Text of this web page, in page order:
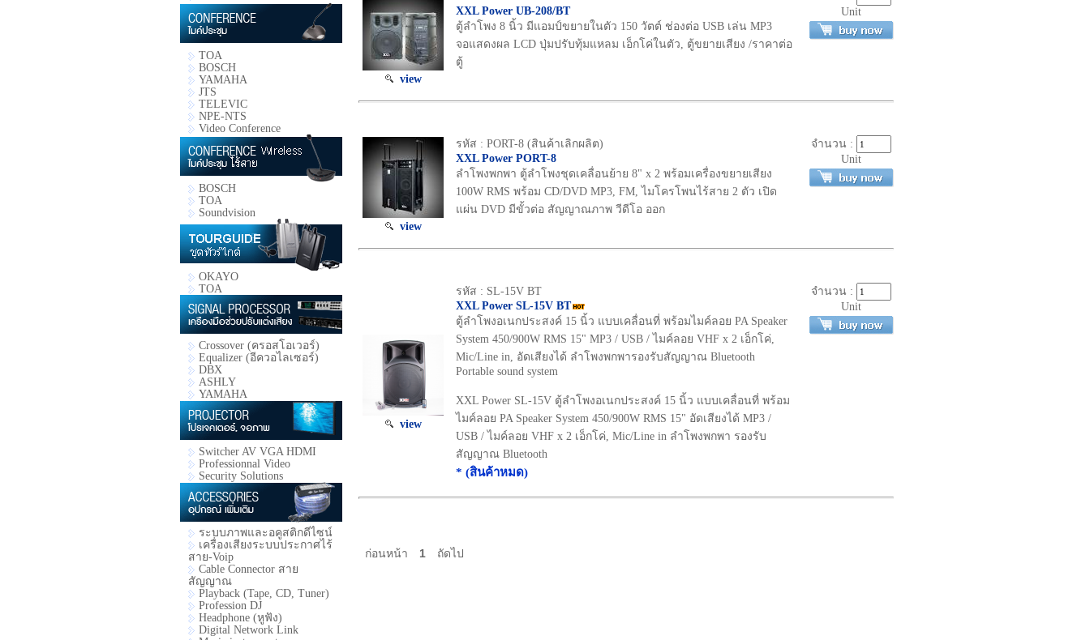
TOA
BOSCH
YAMAHA
JTS
TELEVIC
NPE-NTS
Video Conference
BOSCH
TOA
Soundvision
OKAYO
TOA
Crossover (ครอสโอเวอร์)
Equalizer (อีควอไลเซอร์)
DBX
ASHLY
YAMAHA
Switcher AV VGA HDMI
Professionnal Video
Security Solutions
ระบบภาพและอคูสติกดีไซน์
เครื่องเสียงระบบประกาศไร้
สาย-Voip
Cable Connector สาย
สัญญาณ
Playback (Tape, CD, Tuner)
Profession DJ
Headphone (หูฟัง)
Digital Network Link
view
XXL Power UB-208/BT
ตู้ลำโพง 8 นิ้ว มีแอมป์ขยายในตัว 150 วัตต์ ช่องต่อ USB เล่น MP3
จอแสดงผล LCD ปุ่มปรับทุ้มแหลม เอ็กโค่ในตัว, ตู้ขยายเสียง /ราคาต่อ
ตู้
Unit
view
รหัส : PORT-8 (สินค้าเลิกผลิต)
XXL Power PORT-8
ลำโพงพกพา ตู้ลำโพงชุดเคลื่อนย้าย 8" x 2 พร้อมเครื่องขยายเสียง
100W RMS พร้อม CD/DVD MP3, FM, ไมโครโพนไร้สาย 2 ตัว เปิด
แผ่น DVD มีขั้วต่อ สัญญาณภาพ วีดีโอ ออก
จำนวน :
Unit
view
รหัส : SL-15V BT
XXL Power SL-15V BT
ตู้ลำโพงอเนกประสงค์ 15 นิ้ว แบบเคลื่อนที่ พร้อมไมค์ลอย PA Speaker
System 450/900W RMS 15" MP3 / USB / ไมค์ลอย VHF x 2 เอ็กโค่,
Mic/Line in, อัดเสียงได้ ลำโพงพกพารองรับสัญญาณ Bluetooth
Portable sound system
XXL Power SL-15V ตู้ลำโพงอเนกประสงค์ 15 นิ้ว แบบเคลื่อนที่ พร้อม
ไมค์ลอย PA Speaker System 450/900W RMS 15" อัดเสียงได้ MP3 /
USB / ไมค์ลอย VHF x 2 เอ็กโค่, Mic/Line in ลำโพงพกพา รองรับ
สัญญาณ Bluetooth
* (สินค้าหมด)
จำนวน :
Unit
ก่อนหน้า 1 ถัดไป